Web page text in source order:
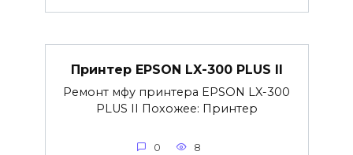
Принтер EPSON LX-300 PLUS II
Ремонт мфу принтера EPSON LX-300
PLUS II Похожее: Принтер
0 8